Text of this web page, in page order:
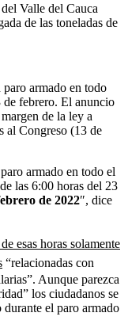
Valle del Cauca
de las toneladas de
armado en todo
de febrero. El anuncio
de la ley a
al Congreso (13 de
armado en todo el
las 6:00 horas del 23
de 2022″, dice
esas horas solamente
“relacionadas con
Aunque parezca
los ciudadanos se
durante el paro armado